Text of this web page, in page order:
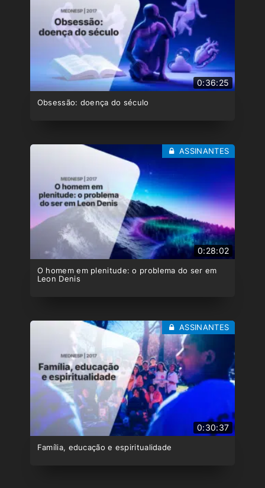
0:36:25
Obsessão: doença do século
0:28:02
O homem em plenitude: o problema do ser em
Leon Denis
ASSINANTES
0:30:37
Família, educação e espiritualidade
ASSINANTES